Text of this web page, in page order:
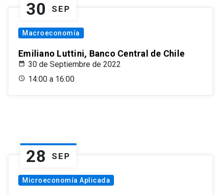
30 SEP
Macroeconomía
Emiliano Luttini, Banco Central de Chile
30 de Septiembre de 2022
14:00 a 16:00
28 SEP
Microeconomía Aplicada